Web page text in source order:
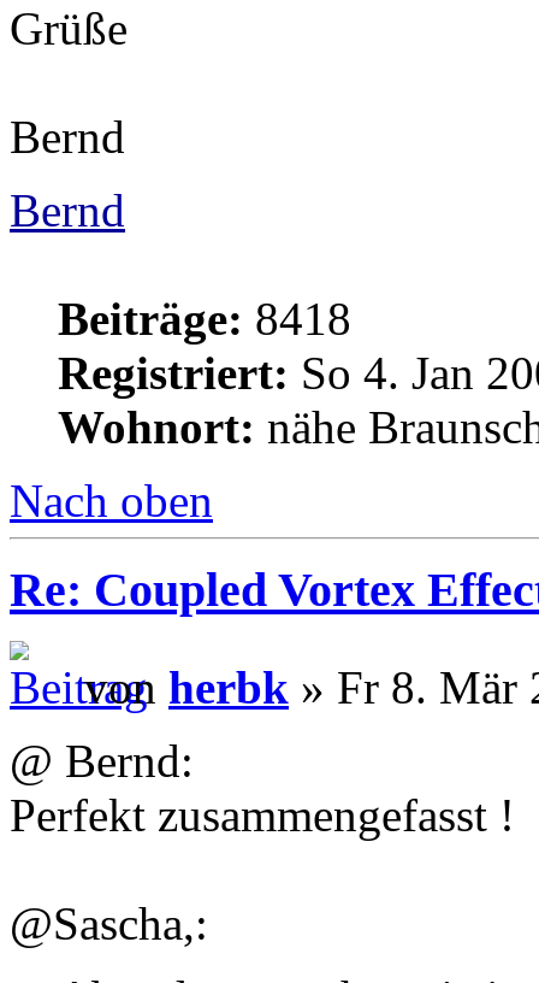
Grüße
Bernd
Bernd
Beiträge: 8418
Registriert: So 4. Jan
Wohnort: nähe
Nach oben
Re: Coupled Vortex
von herbk » Fr 8. Mär
@ Bernd:
Perfekt zusammengefasst !
@Sascha,: